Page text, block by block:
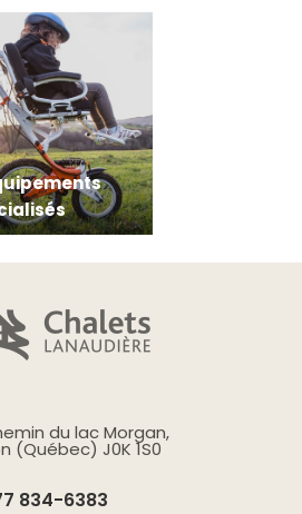
feux de camp
du lac Morgan,
(Québec) J0K 1S0
834-6383